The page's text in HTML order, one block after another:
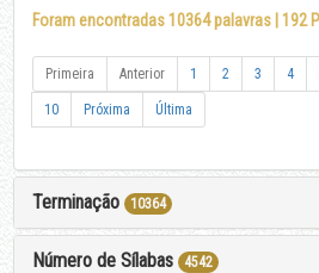
Foram encontradas 10364 palavras | 192
Primeira Anterior 1 2 3 4
10 Próxima Última
Terminação 10364
Número de Sílabas 4542